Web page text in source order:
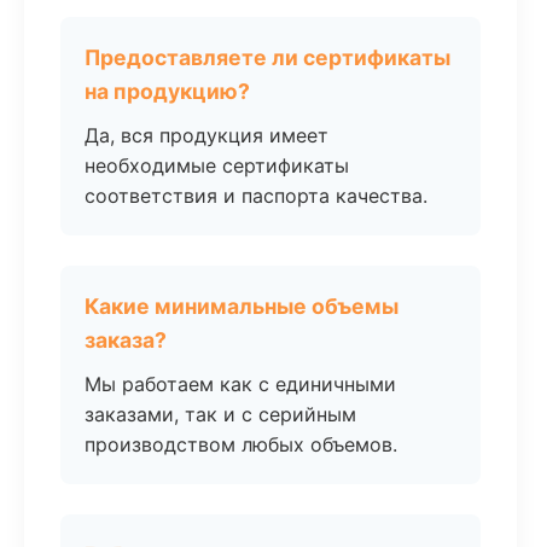
Предоставляете ли сертификаты
на продукцию?
Да, вся продукция имеет
необходимые сертификаты
соответствия и паспорта качества.
Какие минимальные объемы
заказа?
Мы работаем как с единичными
заказами, так и с серийным
производством любых объемов.